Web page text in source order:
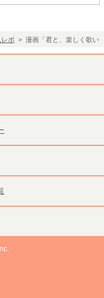
ポ> 漫画「君と、楽しく歌い